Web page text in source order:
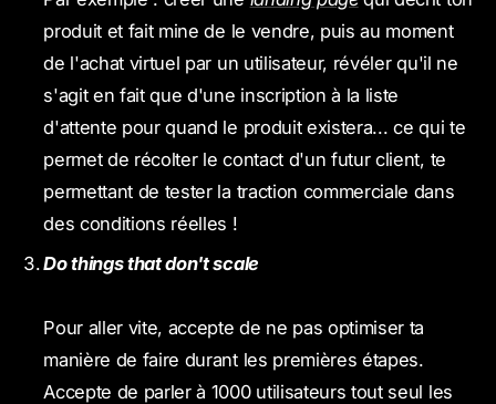
produit et fait mine de le vendre, puis au moment
de l'achat virtuel par un utilisateur, révéler qu'il ne
s'agit en fait que d'une inscription à la liste
d'attente pour quand le produit existera... ce qui te
permet de récolter le contact d'un futur client, te
permettant de tester la traction commerciale dans
des conditions réelles !
Do things that don't scale
Pour aller vite, accepte de ne pas optimiser ta
manière de faire durant les premières étapes.
Accepte de parler à 1000 utilisateurs tout seul les